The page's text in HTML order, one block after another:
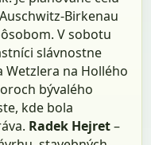
Birkenau
V sobotu
slávnostne
Wetzlera na Hollého
bývalého
kde bola
Radek Hejret–